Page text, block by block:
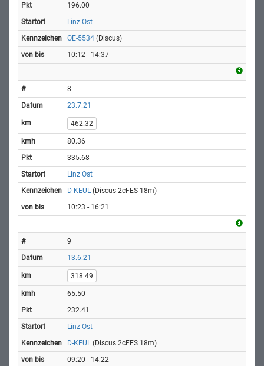
196.00
Linz Ost
OE-5534 (Discus)
10:12 - 14:37
8
23.7.21
462.32
80.36
335.68
Linz Ost
D-KEUL(Discus 2cFES 18m)
10:23 - 16:21
9
13.6.21
318.49
65.50
232.41
Linz Ost
D-KEUL(Discus 2cFES 18m)
09:20 - 14:22